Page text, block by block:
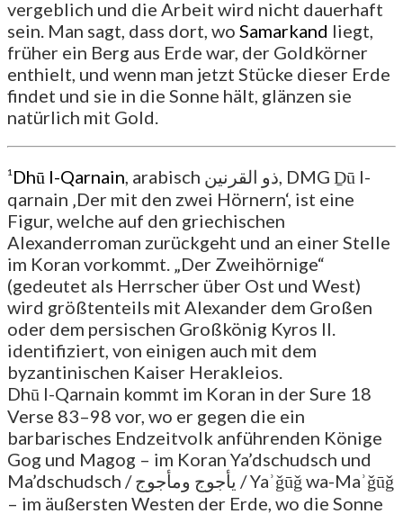
vergeblich und die Arbeit wird nicht dauerhaft
sein. Man sagt, dass dort, wo Samarkand liegt,
früher ein Berg aus Erde war, der Goldkörner
enthielt, und wenn man jetzt Stücke dieser Erde
findet und sie in die Sonne hält, glänzen sie
natürlich mit Gold.
¹Dhū l-Qarnain , arabisch ذو القرنين, DMG Ḏū l-
qarnain ‚Der mit den zwei Hörnern‘, ist eine
Figur, welche auf den griechischen
Alexanderroman zurückgeht und an einer Stelle
im Koran vorkommt. „Der Zweihörnige“
(gedeutet als Herrscher über Ost und West)
wird größtenteils mit Alexander dem Großen
oder dem persischen Großkönig Kyros II.
identifiziert, von einigen auch mit dem
byzantinischen Kaiser Herakleios.
Dhū l-Qarnain kommt im Koran in der Sure 18
Verse 83–98 vor, wo er gegen die ein
barbarisches Endzeitvolk anführenden Könige
Gog und Magog – im Koran Ya’dschudsch und
Ma’dschudsch / يأجوج ومأجوج / Yaʾǧūǧ wa-Maʾǧūǧ
– im äußersten Westen der Erde, wo die Sonne